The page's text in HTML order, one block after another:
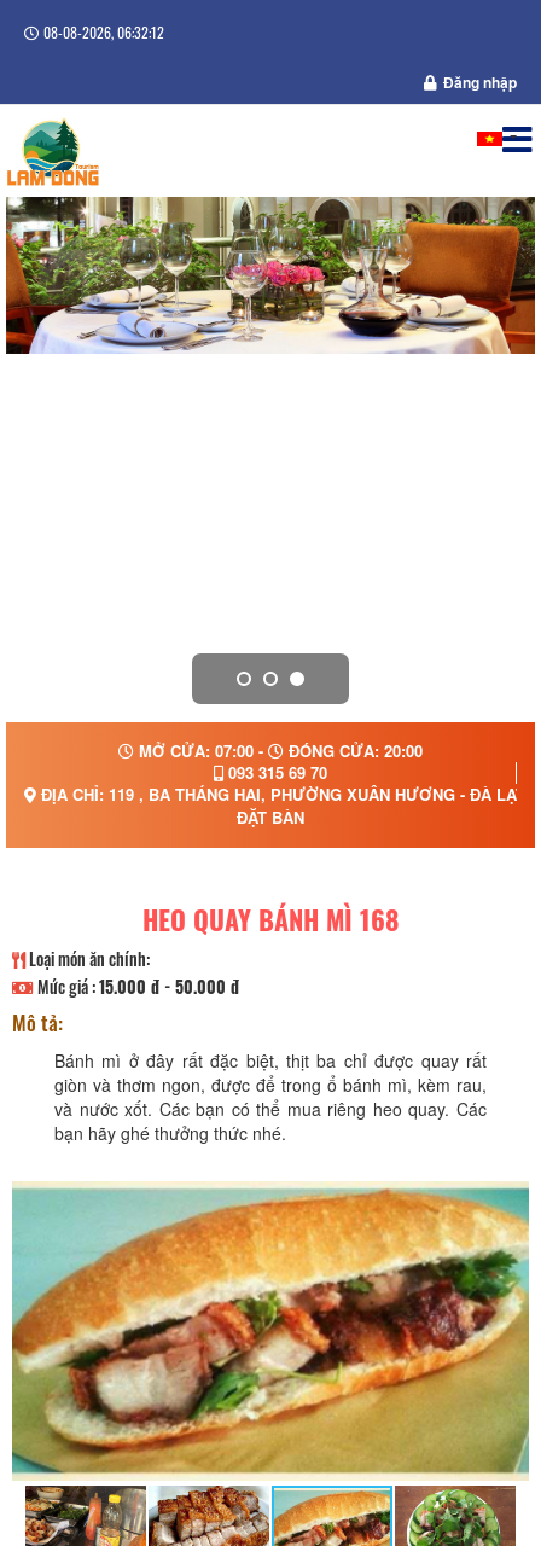
08-08-2026, 06:32:12
Đăng nhập
MỞ CỬA: 07:00 -
ĐÓNG CỬA: 20:00
093 315 69 70
ĐỊA CHỈ: 119 , BA THÁNG HAI, PHƯỜNG XUÂN HƯƠNG - ĐÀ LẠT,
ĐẶT BÀN
HEO QUAY BÁNH MÌ 168
Loại món ăn chính:
Mức giá :15.000 đ - 50.000 đ
Mô tả:
Bánh mì ở đây rất đặc biệt, thịt ba chỉ được quay rất
giòn và thơm ngon, được để trong ổ bánh mì, kèm rau,
và nước xốt. Các bạn có thể mua riêng heo quay. Các
bạn hãy ghé thưởng thức nhé.